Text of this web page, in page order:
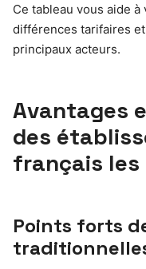
Ce tableau vous aide
différences tarifaires
principaux acteurs.
Avantages
des
français
Points forts